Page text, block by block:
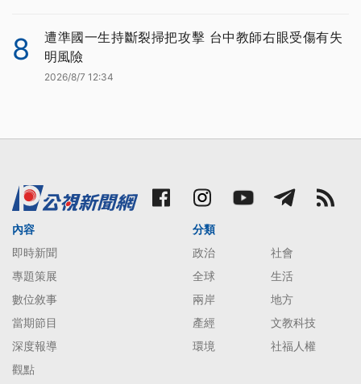
8
遭準國一生持斷裂掃把攻擊 台中教師右眼受傷有失
明風險
2026/8/7 12:34
內容
即時新聞
專題策展
數位敘事
當期節目
深度報導
觀點
分類
政治
社會
全球
生活
兩岸
地方
產經
文教科技
環境
社福人權